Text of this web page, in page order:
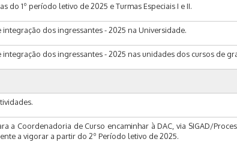
do 1º período letivo de 2025 e Turmas Especiais I e II.
integração dos ingressantes - 2025 na Universidade.
integração dos ingressantes - 2025 nas unidades dos cursos de
a Coordenadoria de Curso encaminhar à DAC, via SIGAD/
a vigorar a partir do 2º Período letivo de 2025.